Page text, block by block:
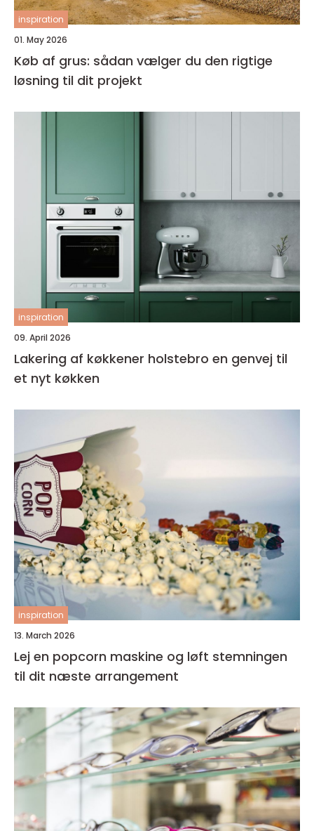
inspiration
01. May 2026
Køb af grus: sådan vælger du den rigtige
løsning til dit projekt
inspiration
09. April 2026
Lakering af køkkener holstebro en genvej til
et nyt køkken
inspiration
13. March 2026
Lej en popcorn maskine og løft stemningen
til dit næste arrangement